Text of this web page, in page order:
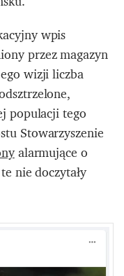
wpis
przez magazyn
wizji liczba
populacji tego
Stowarzyszenie
alarmujące o
nie doczytały